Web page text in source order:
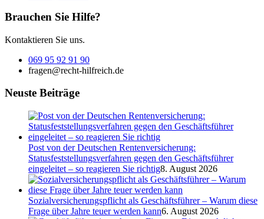
Brauchen Sie Hilfe?
Kontaktieren Sie uns.
069 95 92 91 90
fragen@recht-hilfreich.de
Neuste Beiträge
Post von der Deutschen Rentenversicherung:
Statusfeststellungsverfahren gegen den Geschäftsführer
eingeleitet – so reagieren Sie richtig8. August 2026
Sozialversicherungspflicht als Geschäftsführer – Warum diese
Frage über Jahre teuer werden kann6. August 2026